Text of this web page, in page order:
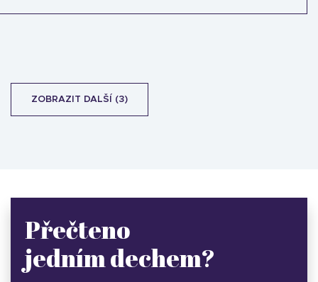
ZOBRAZIT DALŠÍ (3)
Přečteno
jedním dechem?